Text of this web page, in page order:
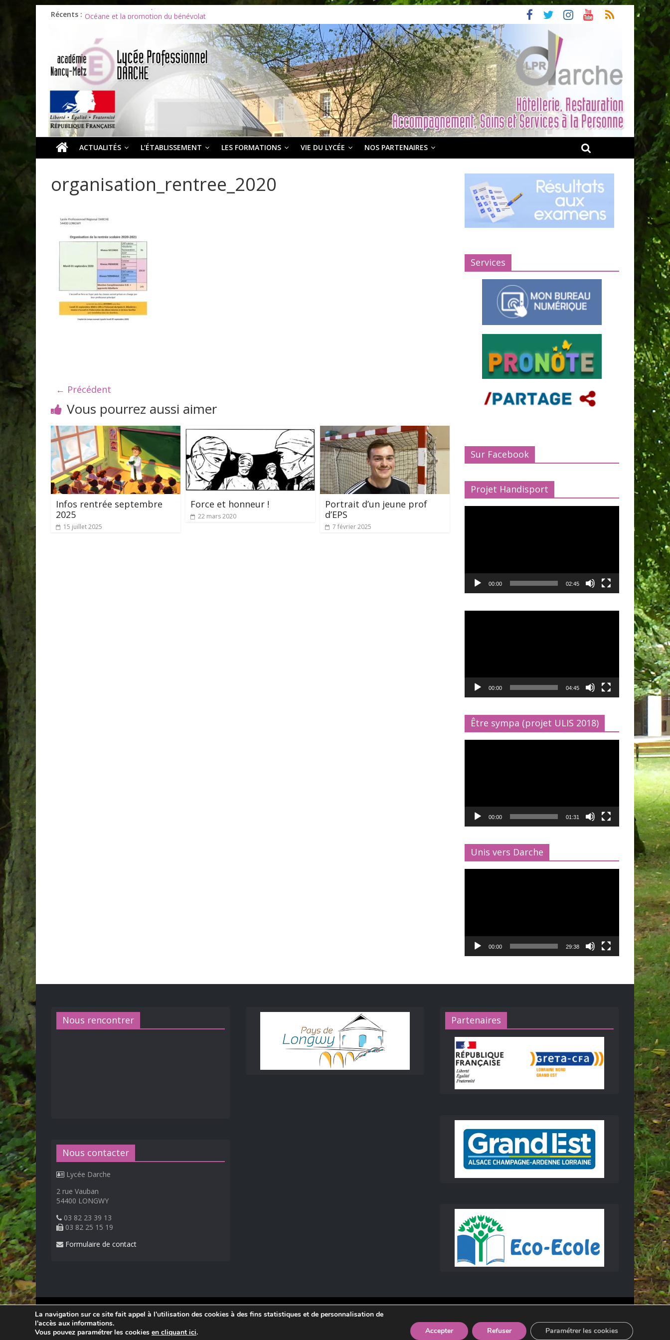
Récents : Les ULiS en haut du podium
Océane et la promotion du bénévolat
Bonnes vacances à tous !
Infos rentrée septembre 2026
Soirée d’adieux au Lycée Darche
ACTUALITÉS L’ÉTABLISSEMENT LES FORMATIONS VIE DU LYCÉE NOS PARTENAIRES
organisation_rentree_2020
← Précédent
Vous pourrez aussi aimer
Infos rentrée septembre
2025
15 juillet 2025
Force et honneur !
22 mars 2020
Portrait d’un jeune prof
d’EPS
7 février 2025
Services
Sur Facebook
Projet Handisport
00:00 02:45
00:00 04:45
Être sympa (projet ULIS 2018)
00:00 01:31
Unis vers Darche
00:00 29:38
Nous rencontrer
Nous contacter
Lycée Darche
2 rue Vauban
54400 LONGWY
03 82 23 39 13
03 82 25 15 19
Formulaire de contact
Partenaires
© 2026Lycée Professionnel Darche, Longwy.
Réalisation Frédéric AMELLA. Consultez les
La navigation sur ce site fait appel à l'utilisation des cookies à des fins statistiques et de personnalisation de
l'accès aux informations.
Vous pouvez paramétrer les cookies en cliquant ici. Accepter Refuser Paramétrer les cookies